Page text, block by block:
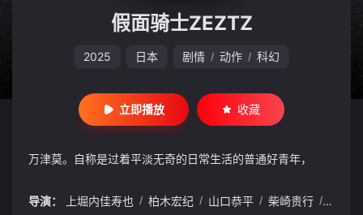
假面骑士ZEZTZ
2025 日本 剧情 / 动作 / 科幻
立即播放 收藏
万津莫。自称是过着平淡无奇的日常生活的普通好青年，
导演： 上堀内佳寿也 / 柏木宏纪 / 山口恭平 / 柴崎贵行 / 叶山